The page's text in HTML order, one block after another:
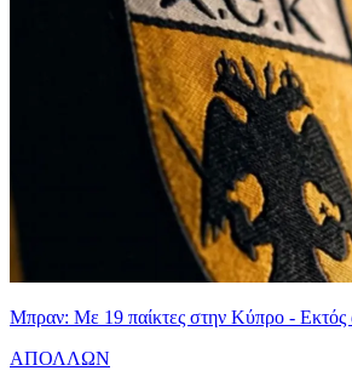
Μπραν: Με 19 παίκτες στην Κύπρο - Εκτός
ΑΠΟΛΛΩΝ